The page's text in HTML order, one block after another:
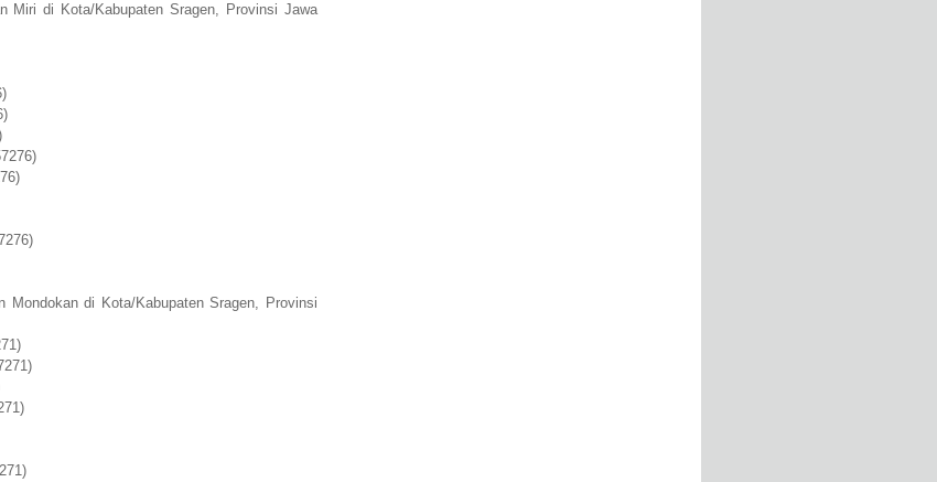
Miri di Kota/Kabupaten Sragen, Provinsi Jawa
Mondokan di Kota/Kabupaten Sragen, Provinsi